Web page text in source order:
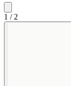
1 / 2